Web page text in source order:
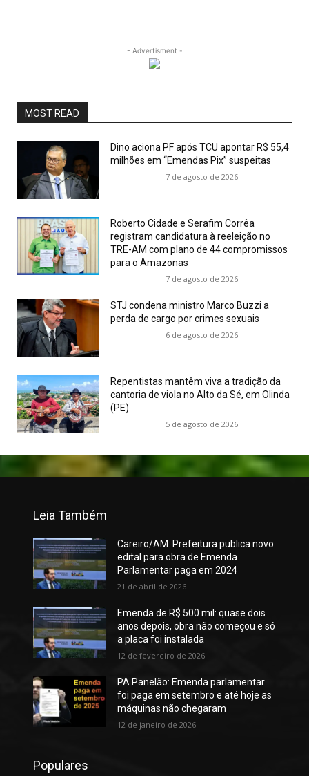
- Advertisment -
MOST READ
Dino aciona PF após TCU apontar R$ 55,4
milhões em “Emendas Pix” suspeitas
7 de agosto de 2026
Roberto Cidade e Serafim Corrêa
registram candidatura à reeleição no
TRE-AM com plano de 44 compromissos
para o Amazonas
7 de agosto de 2026
STJ condena ministro Marco Buzzi a
perda de cargo por crimes sexuais
6 de agosto de 2026
Repentistas mantêm viva a tradição da
cantoria de viola no Alto da Sé, em Olinda
(PE)
5 de agosto de 2026
Leia Também
Careiro/AM: Prefeitura publica novo
edital para obra de Emenda
Parlamentar paga em 2024
21 de abril de 2026
Emenda de R$ 500 mil: quase dois
anos depois, obra não começou e só
a placa foi instalada
12 de fevereiro de 2026
PA Panelão: Emenda parlamentar
foi paga em setembro e até hoje as
máquinas não chegaram
12 de janeiro de 2026
Populares